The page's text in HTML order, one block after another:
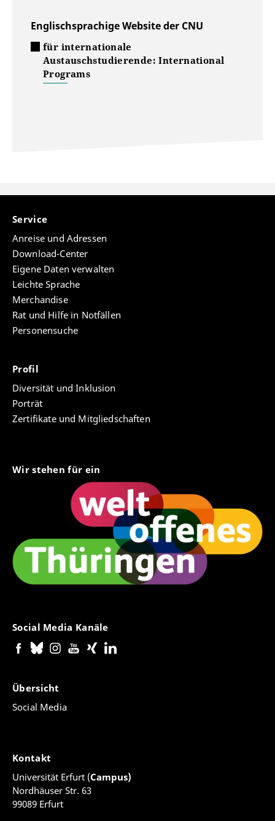
Englischsprachige Website der CNU
für internationale
Austauschstudierende: International
Programs
Service
Anreise und Adressen
Download-Center
Eigene Daten verwalten
Leichte Sprache
Merchandise
Rat und Hilfe in Notfällen
Personensuche
Profil
Diversität und Inklusion
Porträt
Zertifikate und Mitgliedschaften
Wir stehen für ein
Social Media Kanäle
Übersicht
Social Media
Kontakt
Universität Erfurt (Campus)
Nordhäuser Str. 63
99089 Erfurt